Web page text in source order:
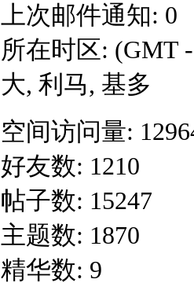
上次邮件通知: 0
所在时区: (GMT
大, 利马, 基多
空间访问量:
好友数: 1210
帖子数: 15247
主题数: 1870
精华数: 9